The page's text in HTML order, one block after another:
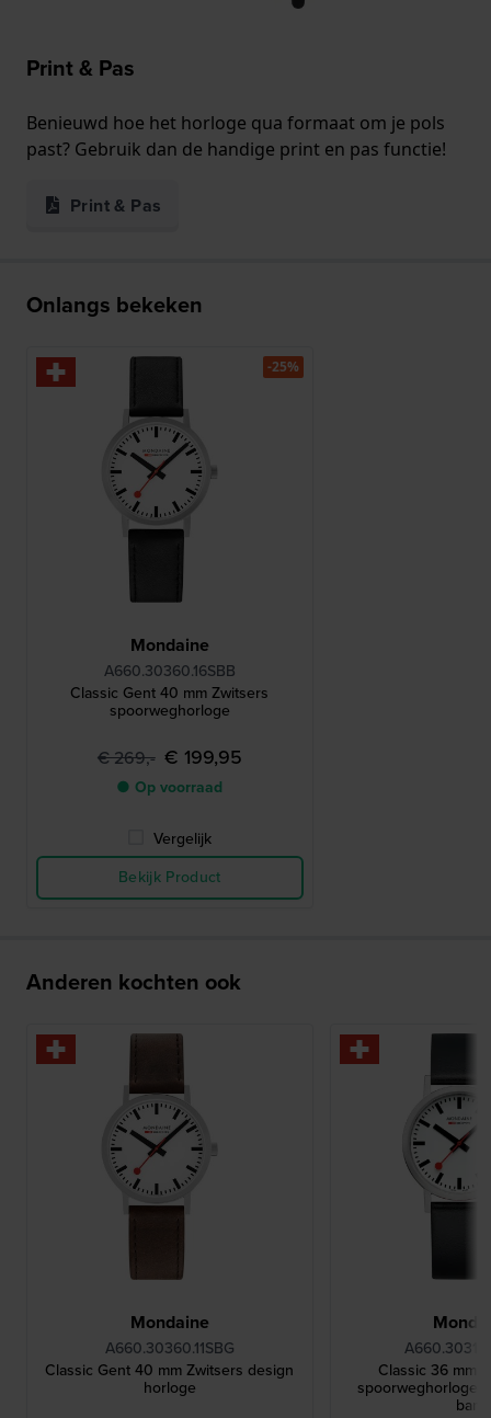
Print & Pas
Benieuwd hoe het horloge qua formaat om je pols
past? Gebruik dan de handige print en pas functie!
Print & Pas
Onlangs bekeken
Mondaine
A660.30360.16SBB
Classic Gent 40 mm Zwitsers
spoorweghorloge
€ 269,- € 199,95
● Op voorraad
Vergelijk
Bekijk Product
-25%
Anderen kochten ook
Mondaine
A660.30360.11SBG
Classic Gent 40 mm Zwitsers design
horloge
Classic 36 mm
spoorweghorloge
band